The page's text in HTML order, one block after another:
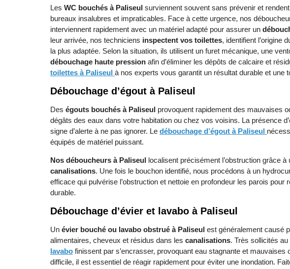
Les WC bouchés à Paliseul surviennent souvent sans prévenir et
bureaux insalubres et impraticables. Face à cette urgence, nos
interviennent rapidement avec un matériel adapté pour assurer un
leur arrivée, nos techniciens inspectent vos toilettes, identifient l’origine
la plus adaptée. Selon la situation, ils utilisent un furet mécanique, une
débouchage haute pression afin d’éliminer les dépôts de calcaire et
toilettes à Paliseul à nos experts vous garantit un résultat durable et une
Débouchage d’égout à Paliseul
Des égouts bouchés à Paliseul provoquent rapidement des mauvaises
dégâts des eaux dans votre habitation ou chez vos voisins. La présence
signe d’alerte à ne pas ignorer. Le débouchage d’égout à Paliseul
équipés de matériel puissant.
Nos déboucheurs à Paliseul localisent précisément l’obstruction grâce à
canalisations. Une fois le bouchon identifié, nous procédons à un
efficace qui pulvérise l’obstruction et nettoie en profondeur les parois pour
durable.
Débouchage d’évier et lavabo à Paliseul
Un évier bouché ou lavabo obstrué à Paliseul est généralement causé
alimentaires, cheveux et résidus dans les canalisations. Très sollicités au
lavabo finissent par s’encrasser, provoquant eau stagnante et mauvaises
difficile, il est essentiel de réagir rapidement pour éviter une inondation.